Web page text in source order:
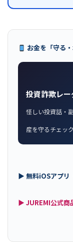
お金を「守る
投資詐欺レー
怪しい投資話・
産を守るチェッ
▶ 無料iOSアプリ
▶ JUREMI公式商